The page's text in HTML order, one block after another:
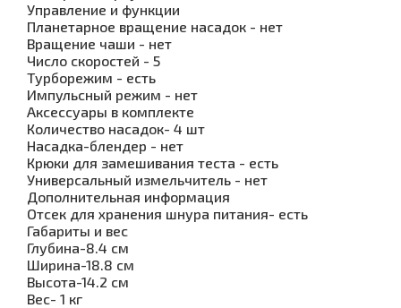
Управление и функции
Планетарное вращение насадок - нет
Вращение чаши - нет
Число скоростей - 5
Турборежим - есть
Импульсный режим - нет
Аксессуары в комплекте
Количество насадок- 4 шт
Насадка-блендер - нет
Крюки для замешивания теста - есть
Универсальный измельчитель - нет
Дополнительная информация
Отсек для хранения шнура питания- есть
Габариты и вес
Глубина-8.4 см
Ширина-18.8 см
Высота-14.2 см
Вес- 1 кг